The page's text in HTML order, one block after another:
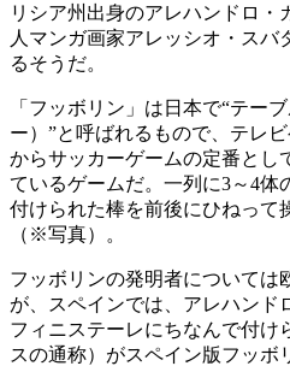
リシア州出身のアレハンドロ・
人マンガ画家アレッシオ・ス
るそうだ。
「フッボリン」は日本で“テー
ー）”と呼ばれるもので、テレ
からサッカーゲームの定番とし
ているゲームだ。一列に3～4体
付けられた棒を前後にひねって
（※写真）。
フッボリンの発明者については
が、スペインでは、アレハンド
フィニステーレにちなんで付け
スの通称）がスペイン版フッボ